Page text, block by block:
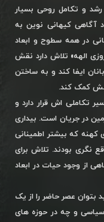
و تکامل روحی بسیار
آگاهی کیهانی نوین به
در همه سطوح و ابعاد
الهه» تلاش دارد نقش
ایفا کند و به ساختن
کمک کند.
تکاملی اش قرار دارد و
در جریان است. بیداری
کهنه که بیشتر اطمینانی
نگری بودند. تلاش برای
از وجود حیات در ابعاد
عصر حاضر را از یک
سیاسی و چه در حوزه های